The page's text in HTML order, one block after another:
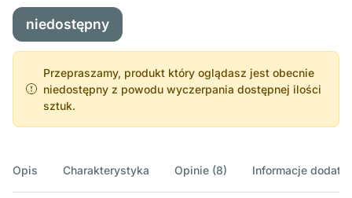
niedostępny
Przepraszamy, produkt który oglądasz jest obecnie
niedostępny z powodu wyczerpania dostępnej ilości
sztuk.
Opis Charakterystyka Opinie (8) Informacje